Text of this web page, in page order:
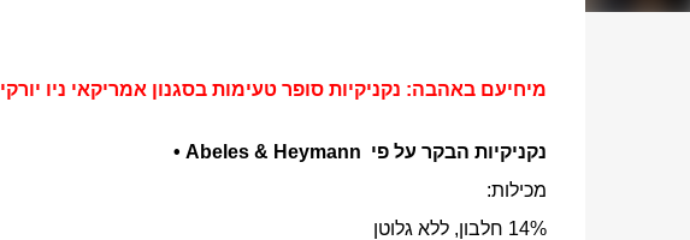
מיחיעם באהבה: נקניקיות סופר טעימותבסגנון אמריקאי ניו יורקי
נקניקיות הבקר על פי Abeles & Heymann
•
מכילות:
14% חלבון, ללא גלוטן